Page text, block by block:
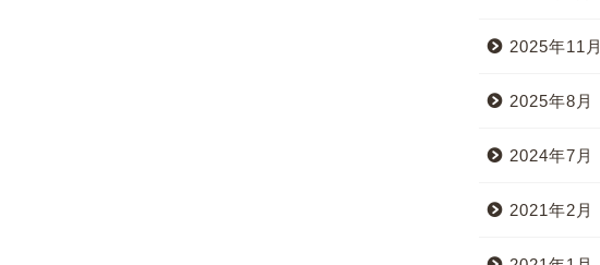
2025年11月
2025年8月
2024年7月
2021年2月